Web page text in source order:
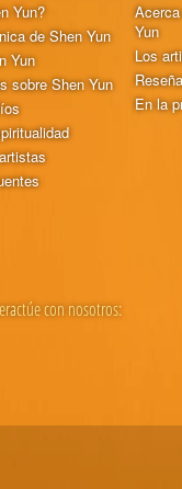
Yun?
de Shen Yun
Yun
sobre Shen Yun
Yun
Los
En la
con nosotros: